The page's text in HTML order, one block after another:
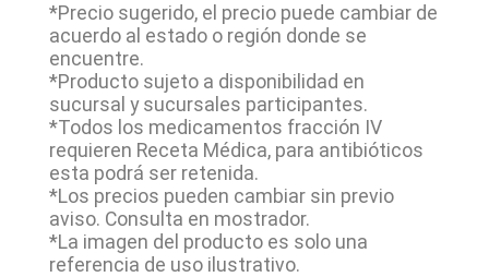
*Precio sugerido, el precio puede cambiar de
acuerdo al estado o región donde se
encuentre.
*Producto sujeto a disponibilidad en
sucursal y sucursales participantes.
*Todos los medicamentos fracción IV
requieren Receta Médica, para antibióticos
esta podrá ser retenida.
*Los precios pueden cambiar sin previo
aviso. Consulta en mostrador.
*La imagen del producto es solo una
referencia de uso ilustrativo.